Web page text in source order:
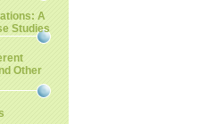
A
Studies
Other